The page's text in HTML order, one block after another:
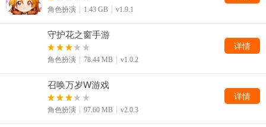
角色扮演 1.43 GB v1.9.1
守护花之窗手游
角色扮演 78.44 MB v1.0.2
详情
召唤万岁W游戏
角色扮演 97.60 MB v2.0.3
详情